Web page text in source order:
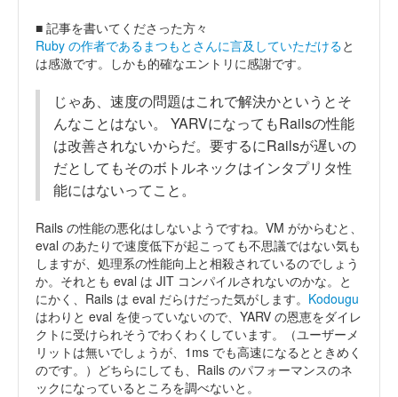
■ 記事を書いてくださった方々
Ruby の作者であるまつもとさんに言及していただけると
は感激です。しかも的確なエントリに感謝です。
じゃあ、速度の問題はこれで解決かというとそ
んなことはない。 YARVになってもRailsの性能
は改善されないからだ。要するにRailsが遅いの
だとしてもそのボトルネックはインタプリタ性
能にはないってこと。
Rails の性能の悪化はしないようですね。VM がからむと、
eval のあたりで速度低下が起こっても不思議ではない気も
しますが、処理系の性能向上と相殺されているのでしょう
か。それとも eval は JIT コンパイルされないのかな。と
にかく、Rails は eval だらけだった気がします。 Kodougu
はわりと eval を使っていないので、YARV の恩恵をダイレ
クトに受けられそうでわくわくしています。（ユーザーメ
リットは無いでしょうが、1ms でも高速になるとときめく
のです。）どちらにしても、Rails のパフォーマンスのネ
ックになっているところを調べないと。